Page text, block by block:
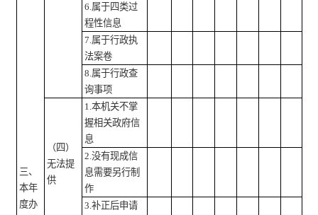
三、
本年
度办
6.属于四类过
程性信息
7.属于行政执
法案卷
8.属于行政查
询事项
（四）
无法提
供
1.本机关不掌
握相关政府信
息
2.没有现成信
息需要另行制
作
3.补正后申请